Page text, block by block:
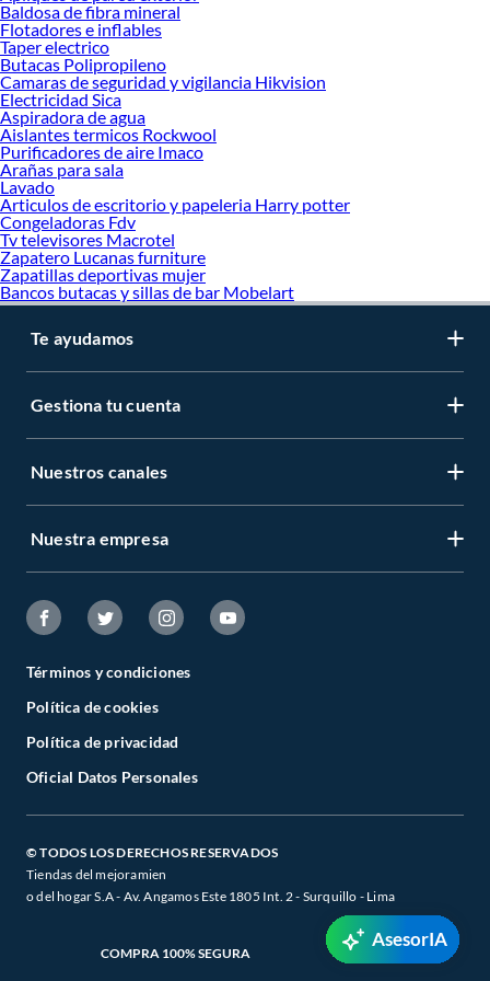
Baldosa de fibra mineral
Flotadores e inflables
Taper electrico
Butacas Polipropileno
Camaras de seguridad y vigilancia Hikvision
Electricidad Sica
Aspiradora de agua
Aislantes termicos Rockwool
Purificadores de aire Imaco
Arañas para sala
Lavado
Articulos de escritorio y papeleria Harry potter
Congeladoras Fdv
Tv televisores Macrotel
Zapatero Lucanas furniture
Zapatillas deportivas mujer
Bancos butacas y sillas de bar Mobelart
Te ayudamos
Gestiona tu cuenta
Nuestros canales
Nuestra empresa
Términos y condiciones
Política de cookies
Política de privacidad
Oficial Datos Personales
© TODOS LOS DERECHOS RESERVADOS
Tiendas del mejoramien
o del hogar S.A - Av. Angamos Este 1805 Int. 2 - Surquillo - Lima
COMPRA 100% SEGURA
AsesorIA